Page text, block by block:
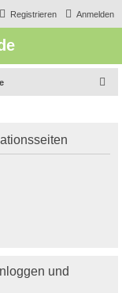
Anmelden
Registrieren
e
und